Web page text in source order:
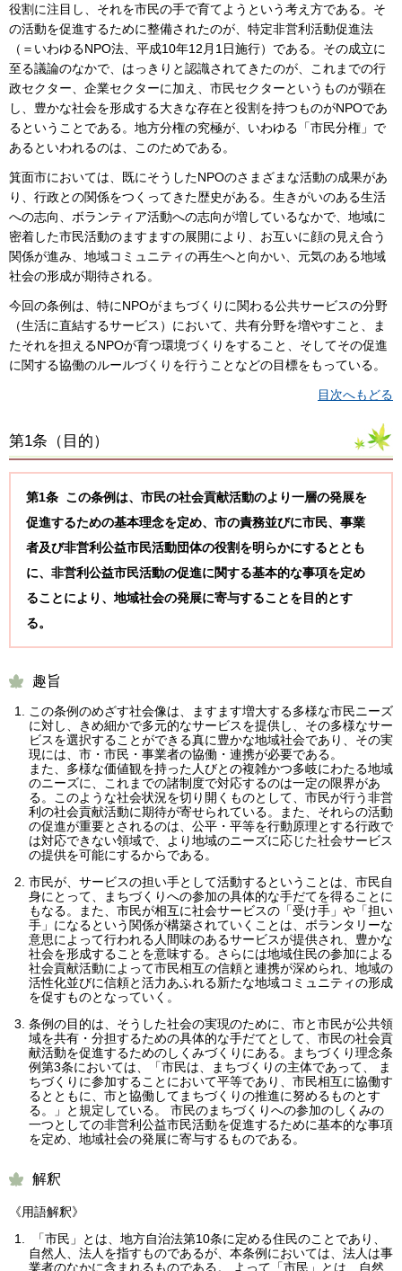
役割に注目し、それを市民の手で育てようという考え方である。そ
の活動を促進するために整備されたのが、特定非営利活動促進法
（＝いわゆるNPO法、平成10年12月1日施行）である。その成立に
至る議論のなかで、はっきりと認識されてきたのが、これまでの行
政セクター、企業セクターに加え、市民セクターというものが顕在
し、豊かな社会を形成する大きな存在と役割を持つものがNPOであ
るということである。地方分権の究極が、いわゆる「市民分権」で
あるといわれるのは、このためである。
箕面市においては、既にそうしたNPOのさまざまな活動の成果があ
り、行政との関係をつくってきた歴史がある。生きがいのある生活
への志向、ボランティア活動への志向が増しているなかで、地域に
密着した市民活動のますますの展開により、お互いに顔の見え合う
関係が進み、地域コミュニティの再生へと向かい、元気のある地域
社会の形成が期待される。
今回の条例は、特にNPOがまちづくりに関わる公共サービスの分野
（生活に直結するサービス）において、共有分野を増やすこと、ま
たそれを担えるNPOが育つ環境づくりをすること、そしてその促進
に関する協働のルールづくりを行うことなどの目標をもっている。
目次へもどる
第1条（ 目的）
第1条 この条例は、市民の社会貢献活動のより一層の発展を
促進するための基本理念を定め、市の責務並びに市民、事業
者及び非営利公益市民活動団体の役割を明らかにするととも
に、非営利公益市民活動の促進に関する基本的な事項を定め
ることにより、地域社会の発展に寄与することを目的とす
る。
趣旨
この条例のめざす社会像は、ますます増大する多様な市民ニーズ
に対し、きめ細かで多元的なサービスを提供し、その多様なサー
ビスを選択することができる真に豊かな地域社会であり、その実
現には、市・市民・事業者の協働・連携が必要である。
また、多様な価値観を持った人びとの複雑かつ多岐にわたる地域
のニーズに、これまでの諸制度で対応するのは一定の限界があ
る。このような社会状況を切り開くものとして、市民が行う非営
利の社会貢献活動に期待が寄せられている。また、それらの活動
の促進が重要とされるのは、公平・平等を行動原理とする行政で
は対応できない領域で、より地域のニーズに応じた社会サービス
の提供を可能にするからである。
市民が、サービスの担い手として活動するということは、市民自
身にとって、まちづくりへの参加の具体的な手だてを得ることに
もなる。また、市民が相互に社会サービスの「受け手」や「担い
手」になるという関係が構築されていくことは、ボランタリーな
意思によって行われる人間味のあるサービスが提供され、豊かな
社会を形成することを意味する。さらには地域住民の参加による
社会貢献活動によって市民相互の信頼と連携が深められ、地域の
活性化並びに信頼と活力あふれる新たな地域コミュニティの形成
を促すものとなっていく。
条例の目的は、そうした社会の実現のために、市と市民が公共領
域を共有・分担するための具体的な手だてとして、市民の社会貢
献活動を促進するためのしくみづくりにある。まちづくり理念条
例第3条においては、「市民は、まちづくりの主体であって、 ま
ちづくりに参加することにおいて平等であり、市民相互に協働す
るとともに、市と協働してまちづくりの推進に努めるものとす
る。」と規定している。 市民のまちづくりへの参加のしくみの
一つとしての非営利公益市民活動を促進するために基本的な事項
を定め、地域社会の発展に寄与するものである。
解釈
《用語解釈》
「市民」とは、地方自治法第10条に定める住民のことであり、
自然人、法人を指すものであるが、本条例においては、法人は事
業者のなかに含まれるものである。 よって「市民」とは、自然